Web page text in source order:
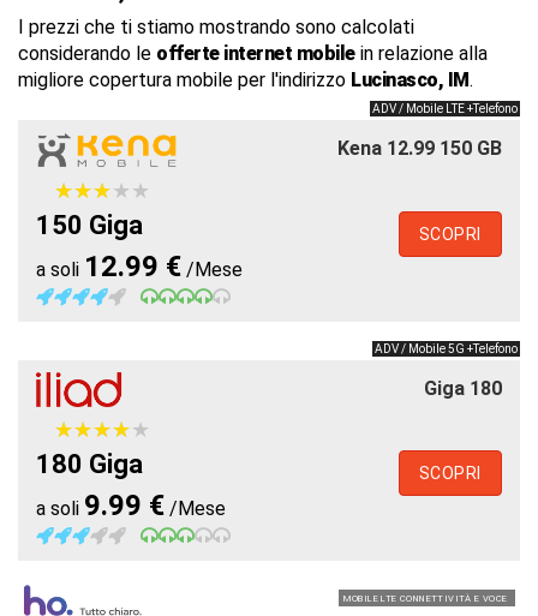
I prezzi che ti stiamo mostrando sono calcolati
considerando le offerte internet mobilein relazione alla
migliore copertura mobile per l'indirizzo Lucinasco, IM.
ADV / Mobile LTE +Telefono
Kena 12.99 150 GB
★★★★★
★★★★★
150 Giga
a soli 12.99 € /Mese
SCOPRI
ADV / Mobile 5G +Telefono
Giga 180
★★★★★
★★★★★
180 Giga
a soli 9.99 € /Mese
SCOPRI
MOBILE LTE CONNETTIVITÀ E VOCE